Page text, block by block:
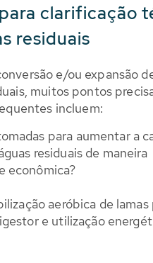
clarificação
residuais
e/ou expansão
muitos pontos
incluem:
para aumentar a
residuais de maneira
econômica?
aeróbica de lamas
e utilização